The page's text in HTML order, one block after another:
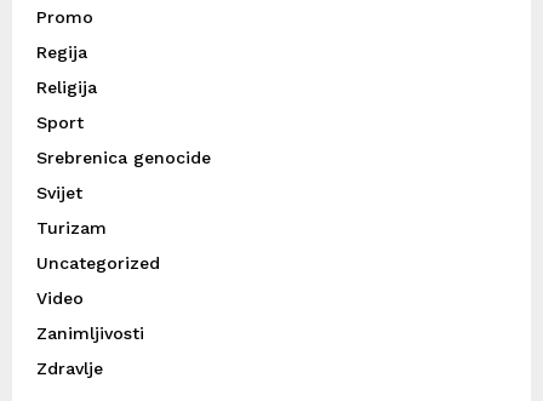
Promo
Regija
Religija
Sport
Srebrenica genocide
Svijet
Turizam
Uncategorized
Video
Zanimljivosti
Zdravlje